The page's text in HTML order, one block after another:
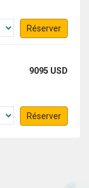
Réserver
9095 USD
Réserver